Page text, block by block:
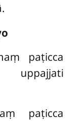
paṭicca
paṭicca